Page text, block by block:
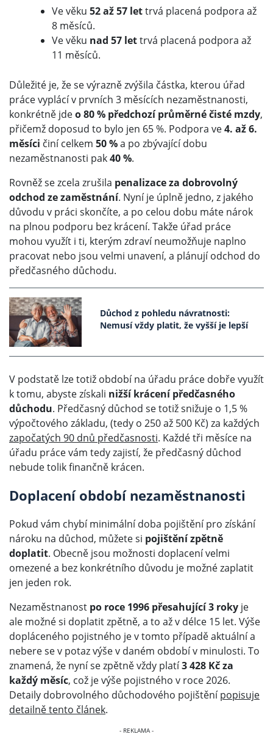
Ve věku 52 až 57 lettrvá placená podpora až
8 měsíců.
Ve věku nad 57 lettrvá placená podpora až
11 měsíců.
Důležité je, že se výrazně zvýšila částka, kterou úřad
práce vyplácí v prvních 3 měsících nezaměstnanosti,
konkrétně jdeo 80 % předchozí průměrné čisté mzdy,
přičemž doposud to bylo jen 65 %. Podpora ve4. až 6.
měsíci činí celkem 50 %a po zbývající dobu
nezaměstnanosti pak40 %.
Rovněž se zcela zrušila penalizace za dobrovolný
odchod ze zaměstnání. Nyní je úplně jedno, z jakého
důvodu v práci skončíte, a po celou dobu máte nárok
na plnou podporu bez krácení. Takže úřad práce
mohou využít i ti, kterým zdraví neumožňuje naplno
pracovat nebo jsou velmi unavení, a plánují odchod do
předčasného důchodu.
Důchod z pohledu návratnosti:
Nemusí vždy platit, že vyšší je lepší
V podstatě lze totiž období na úřadu práce dobře využít
k tomu, abyste získali nižší krácení předčasného
důchodu. Předčasný důchod se totiž snižuje o 1,5 %
výpočtového základu, (tedy o 250 až 500 Kč) za každých
započatých 90 dnů předčasnosti. Každé tři měsíce na
úřadu práce vám tedy zajistí, že předčasný důchod
nebude tolik finančně krácen.
Doplacení období nezaměstnanosti
Pokud vám chybí minimální doba pojištění pro získání
nároku na důchod, můžete si pojištění zpětně
doplatit. Obecně jsou možnosti doplacení velmi
omezené a bez konkrétního důvodu je možné zaplatit
jen jeden rok.
Nezaměstnanost po roce 1996 přesahující 3 roky je
ale možné si doplatit zpětně, a to až v délce 15 let. Výše
dopláceného pojistného je v tomto případě aktuální a
nebere se v potaz výše v daném období v minulosti. To
znamená, že nyní se zpětně vždy platí3 428 Kč za
každý měsíc, což je výše pojistného v roce 2026.
Detaily dobrovolného důchodového pojištěnípopisuje
detailně tento článek.